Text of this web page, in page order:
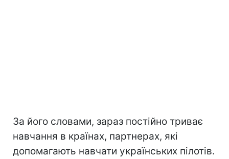
За його словами, зараз постійно триває
навчання в країнах, партнерах, які
допомагають навчати українських пілотів.